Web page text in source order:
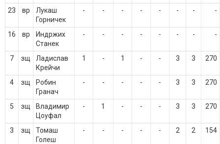
23 вр
Лукаш
Горничек
- - - - - - - -
16 вр
Индржих
Станек
- - - - - - - -
7 зщ
Ладислав
Крейчи
1 - 1 - - 3 3 270
4 зщ
Робин
Гранач
- - - - - 3 3 270
5 зщ
Владимир
Цоуфал
- 1 - - - 3 3 270
3 зщ
Томаш
Голеш
- - - - - 2 2 154